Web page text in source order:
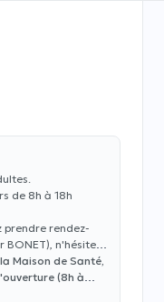
de 8h à 18h
prendre rendez-
BONET), n'hésitez
Maison de Santé,
(8h à